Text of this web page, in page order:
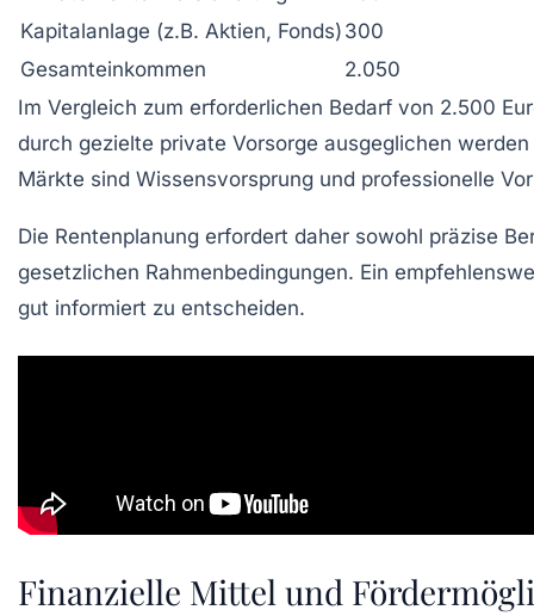
Kapitalanlage (z.B. Aktien, Fonds) 300
Gesamteinkommen
2.050
Im Vergleich zum erforderlichen Bedarf von 2.500
durch gezielte private Vorsorge ausgeglichen
Märkte sind Wissensvorsprung und professionelle
Die Rentenplanung erfordert daher sowohl präzise
gesetzlichen Rahmenbedingungen. Ein
gut informiert zu entscheiden.
Finanzielle Mittel und